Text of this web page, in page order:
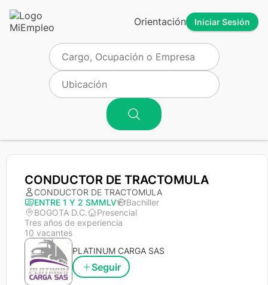
Orientación Iniciar Sesión
CONDUCTOR DE TRACTOMULA
CONDUCTOR DE TRACTOMULA
ENTRE 1 Y 2 SMMLV
Bachiller
BOGOTA D.C.
Presencial
Tres años de experiencia
10 vacantes
PLATINUM CARGA SAS
Seguir